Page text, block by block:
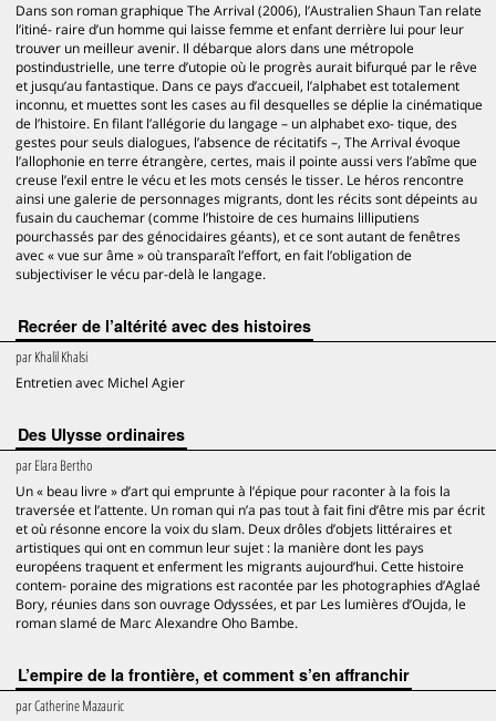
Dans son roman graphique The Arrival (2006), l’Australien Shaun Tan relate
l’itiné- raire d’un homme qui laisse femme et enfant derrière lui pour leur
trouver un meilleur avenir. Il débarque alors dans une métropole
postindustrielle, une terre d’utopie où le progrès aurait bifurqué par le rêve
et jusqu’au fantastique. Dans ce pays d’accueil, l’alphabet est totalement
inconnu, et muettes sont les cases au fil desquelles se déplie la cinématique
de l’histoire. En filant l’allégorie du langage – un alphabet exo- tique, des
gestes pour seuls dialogues, l’absence de récitatifs –, The Arrival évoque
l’allophonie en terre étrangère, certes, mais il pointe aussi vers l’abîme que
creuse l’exil entre le vécu et les mots censés le tisser. Le héros rencontre
ainsi une galerie de personnages migrants, dont les récits sont dépeints au
fusain du cauchemar (comme l’histoire de ces humains lilliputiens
pourchassés par des génocidaires géants), et ce sont autant de fenêtres
avec « vue sur âme » où transparaît l’effort, en fait l’obligation de
subjectiviser le vécu par-delà le langage.
Recréer de l’altérité avec des histoires
parKhalil Khalsi
Entretien avec Michel Agier
Des Ulysse ordinaires
parElara Bertho
Un « beau livre » d’art qui emprunte à l’épique pour raconter à la fois la
traversée et l’attente. Un roman qui n’a pas tout à fait fini d’être mis par écrit
et où résonne encore la voix du slam. Deux drôles d’objets littéraires et
artistiques qui ont en commun leur sujet : la manière dont les pays
européens traquent et enferment les migrants aujourd’hui. Cette histoire
contem- poraine des migrations est racontée par les photographies d’Aglaé
Bory, réunies dans son ouvrage Odyssées, et par Les lumières d’Oujda, le
roman slamé de Marc Alexandre Oho Bambe.
L’empire de la frontière, et comment s’en affranchir
parCatherine Mazauric